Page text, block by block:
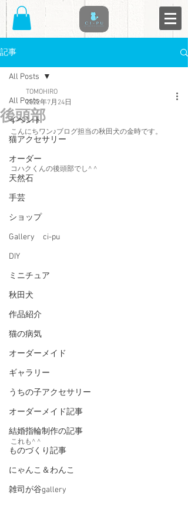
記事
All Posts
イベント
猫アクセサリー
オーダー
天然石
手芸
ショップ
Gallery ci-pu
DIY
ミニチュア
秋田犬
作品紹介
猫の病気
オーダーメイド
ギャラリー
うちの子アクセサリー
オーダーメイド記事
結婚指輪制作の記事
ものづくり記事
にゃんこ＆わんこ
雑司が谷gallery
All Posts
後頭部
TOMOHIRO
2022年7月24日
こんにちワン♪ブログ担当の秋田犬の金時です。
コハクくんの後頭部でし^ ^
これも^ ^